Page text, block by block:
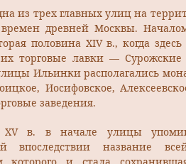
из трех главных улиц на
времен древней Москвы.
половина XIV в., когда
торговые лавки —
Ильинки располагались
Иосифовское,
заведения.
в. в начале улицы
впоследствии название